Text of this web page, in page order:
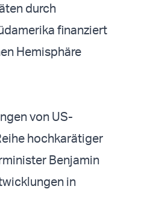
durch
finanziert
Hemisphäre
von US-
hochkarätiger
Benjamin
in